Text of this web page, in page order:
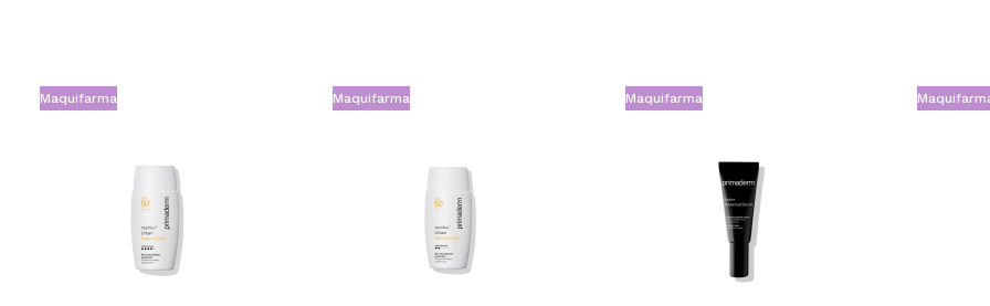
BLOG
Maquifarma Maquifarma Maquifarma